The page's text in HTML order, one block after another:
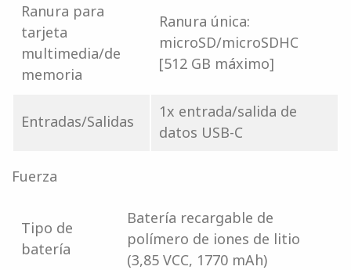
Ranura para
tarjeta
multimedia/de
memoria
Ranura única:
microSD/microSDHC
[512 GB máximo]
Entradas/Salidas
1x entrada/salida de
datos USB-C
Fuerza
Tipo de
batería
Batería recargable de
polímero de iones de litio
(3,85 VCC, 1770 mAh)